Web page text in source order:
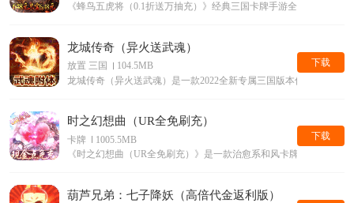
《蜂鸟五虎将（0.1折送万抽充）》经典三国卡牌手游全新0.1折版本
龙城传奇（异火送武魂）
放置 三国
104.5MB
龙城传奇（异火送武魂）是一款2022全新专属三国版本传奇手游
下载
时之幻想曲（UR全免刷充）
卡牌
1005.5MB
《时之幻想曲（UR全免刷充）》是一款治愈系和风卡牌游戏
下载
葫芦兄弟：七子降妖（高倍代金返利版）